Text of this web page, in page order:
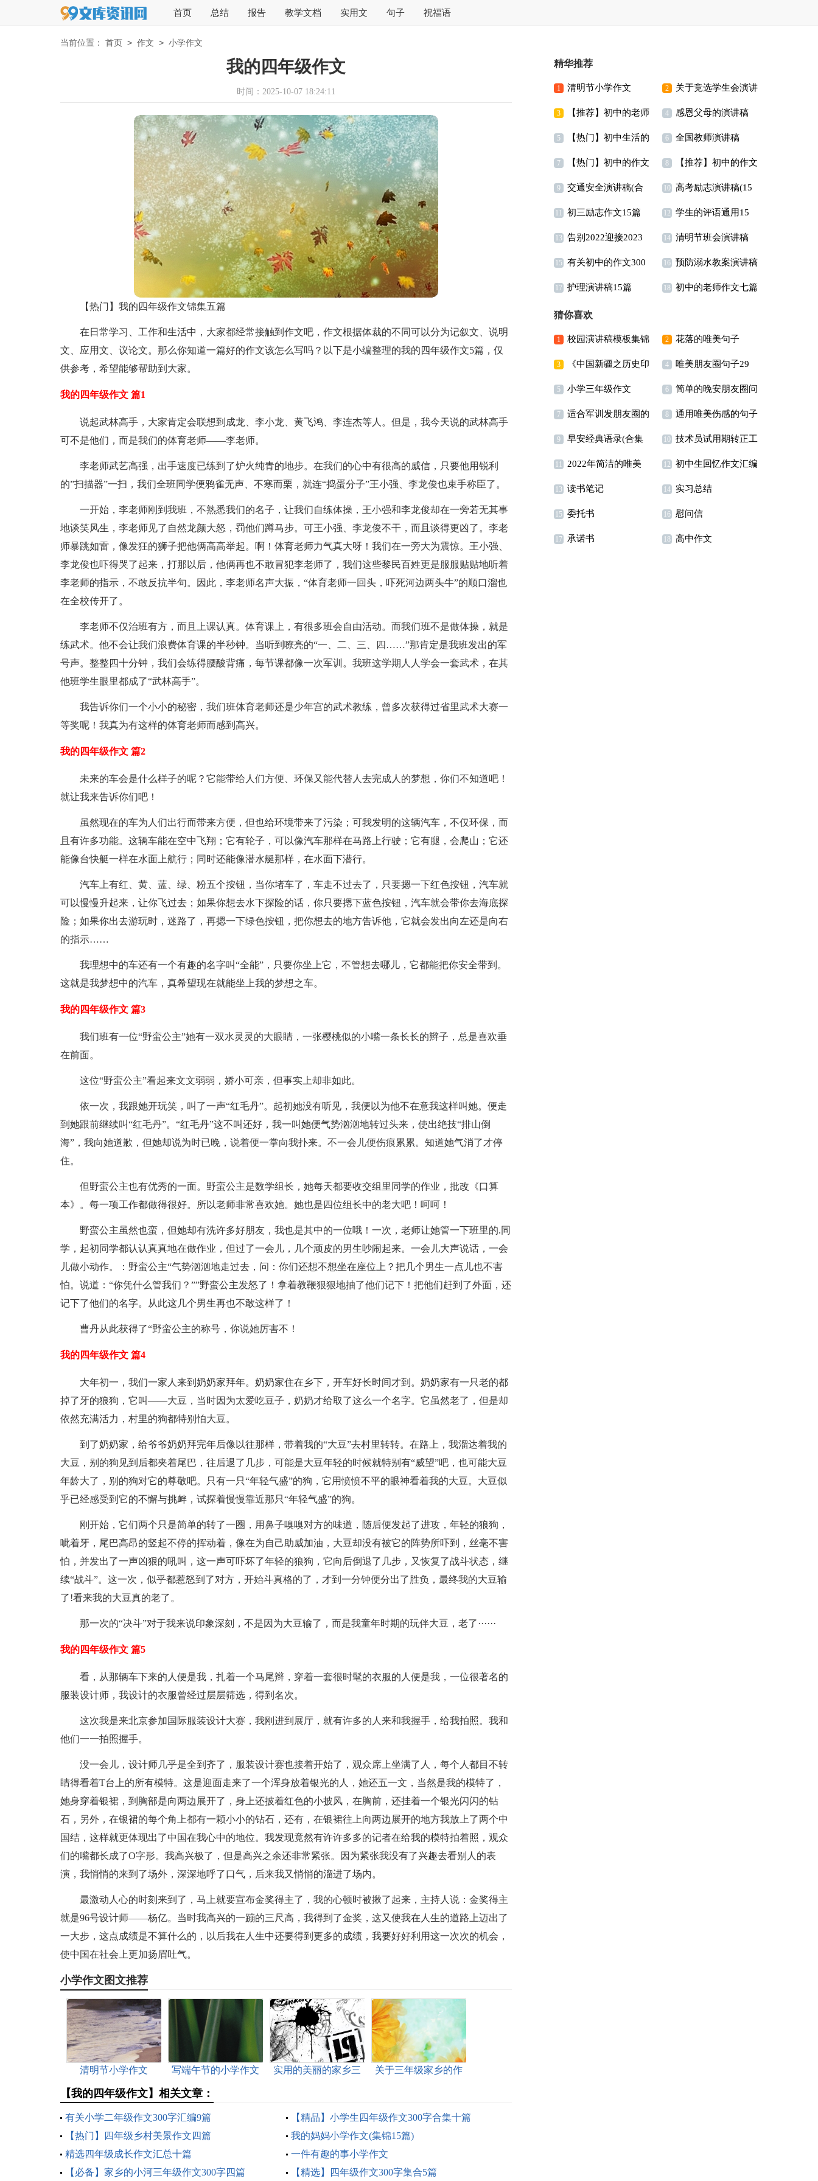
首页 总结 报告 教学文档 实用文 句子 祝福语
当前位置： 首页 > 作文 > 小学作文
我的四年级作文
时间：2025-10-07 18:24:11
【热门】我的四年级作文锦集五篇
在日常学习、工作和生活中，大家都经常接触到作文吧，作文根据体裁的不同可以分为记叙文、说明
文、应用文、议论文。那么你知道一篇好的作文该怎么写吗？以下是小编整理的我的四年级作文5篇，仅
供参考，希望能够帮助到大家。
我的四年级作文 篇1
说起武林高手，大家肯定会联想到成龙、李小龙、黄飞鸿、李连杰等人。但是，我今天说的武林高手
可不是他们，而是我们的体育老师——李老师。
李老师武艺高强，出手速度已练到了炉火纯青的地步。在我们的心中有很高的威信，只要他用锐利
的”扫描器”一扫，我们全班同学便鸦雀无声、不寒而栗，就连“捣蛋分子”王小强、李龙俊也束手称臣了。
一开始，李老师刚到我班，不熟悉我们的名子，让我们自练体操，王小强和李龙俊却在一旁若无其事
地谈笑风生，李老师见了自然龙颜大怒，罚他们蹲马步。可王小强、李龙俊不干，而且谈得更凶了。李老
师暴跳如雷，像发狂的狮子把他俩高高举起。啊！体育老师力气真大呀！我们在一旁大为震惊。王小强、
李龙俊也吓得哭了起来，打那以后，他俩再也不敢冒犯李老师了，我们这些黎民百姓更是服服贴贴地听着
李老师的指示，不敢反抗半句。因此，李老师名声大振，“体育老师一回头，吓死河边两头牛”的顺口溜也
在全校传开了。
李老师不仅治班有方，而且上课认真。体育课上，有很多班会自由活动。而我们班不是做体操，就是
练武术。他不会让我们浪费体育课的半秒钟。当听到嘹亮的“一、二、三、四……”那肯定是我班发出的军
号声。整整四十分钟，我们会练得腰酸背痛，每节课都像一次军训。我班这学期人人学会一套武术，在其
他班学生眼里都成了“武林高手”。
我告诉你们一个小小的秘密，我们班体育老师还是少年宫的武术教练，曾多次获得过省里武术大赛一
等奖呢！我真为有这样的体育老师而感到高兴。
我的四年级作文 篇2
未来的车会是什么样子的呢？它能带给人们方便、环保又能代替人去完成人的梦想，你们不知道吧！
就让我来告诉你们吧！
虽然现在的车为人们出行而带来方便，但也给环境带来了污染；可我发明的这辆汽车，不仅环保，而
且有许多功能。这辆车能在空中飞翔；它有轮子，可以像汽车那样在马路上行驶；它有腿，会爬山；它还
能像台快艇一样在水面上航行；同时还能像潜水艇那样，在水面下潜行。
汽车上有红、黄、蓝、绿、粉五个按钮，当你堵车了，车走不过去了，只要摁一下红色按钮，汽车就
可以慢慢升起来，让你飞过去；如果你想去水下探险的话，你只要摁下蓝色按钮，汽车就会带你去海底探
险；如果你出去游玩时，迷路了，再摁一下绿色按钮，把你想去的地方告诉他，它就会发出向左还是向右
的指示……
我理想中的车还有一个有趣的名字叫“全能”，只要你坐上它，不管想去哪儿，它都能把你安全带到。
这就是我梦想中的汽车，真希望现在就能坐上我的梦想之车。
我的四年级作文 篇3
我们班有一位“野蛮公主”她有一双水灵灵的大眼睛，一张樱桃似的小嘴一条长长的辫子，总是喜欢垂
在前面。
这位“野蛮公主”看起来文文弱弱，娇小可亲，但事实上却非如此。
依一次，我跟她开玩笑，叫了一声“红毛丹”。起初她没有听见，我便以为他不在意我这样叫她。便走
到她跟前继续叫“红毛丹”。“红毛丹”这不叫还好，我一叫她便气势汹汹地转过头来，使出绝技“排山倒
海”，我向她道歉，但她却说为时已晚，说着便一掌向我扑来。不一会儿便伤痕累累。知道她气消了才停
住。
但野蛮公主也有优秀的一面。野蛮公主是数学组长，她每天都要收交组里同学的作业，批改《口算
本》。每一项工作都做得很好。所以老师非常喜欢她。她也是四位组长中的老大吧！呵呵！
野蛮公主虽然也蛮，但她却有洗许多好朋友，我也是其中的一位哦！一次，老师让她管一下班里的.同
学，起初同学都认认真真地在做作业，但过了一会儿，几个顽皮的男生吵闹起来。一会儿大声说话，一会
儿做小动作。：野蛮公主“气势汹汹地走过去，问：你们还想不想坐在座位上？把几个男生一点儿也不害
怕。说道：“你凭什么管我们？””野蛮公主发怒了！拿着教鞭狠狠地抽了他们记下！把他们赶到了外面，还
记下了他们的名字。从此这几个男生再也不敢这样了！
曹丹从此获得了“野蛮公主的称号，你说她厉害不！
我的四年级作文 篇4
大年初一，我们一家人来到奶奶家拜年。奶奶家住在乡下，开车好长时间才到。奶奶家有一只老的都
掉了牙的狼狗，它叫——大豆，当时因为太爱吃豆子，奶奶才给取了这么一个名字。它虽然老了，但是却
依然充满活力，村里的狗都特别怕大豆。
到了奶奶家，给爷爷奶奶拜完年后像以往那样，带着我的“大豆”去村里转转。在路上，我溜达着我的
大豆，别的狗见到后都夹着尾巴，往后退了几步，可能是大豆年轻的时候就特别有“威望”吧，也可能大豆
年龄大了，别的狗对它的尊敬吧。只有一只“年轻气盛”的狗，它用愤愤不平的眼神看着我的大豆。大豆似
乎已经感受到它的不懈与挑衅，试探着慢慢靠近那只“年轻气盛”的狗。
刚开始，它们两个只是简单的转了一圈，用鼻子嗅嗅对方的味道，随后便发起了进攻，年轻的狼狗，
呲着牙，尾巴高昂的竖起不停的挥动着，像在为自己助威加油，大豆却没有被它的阵势所吓到，丝毫不害
怕，并发出了一声凶狠的吼叫，这一声可吓坏了年轻的狼狗，它向后倒退了几步，又恢复了战斗状态，继
续“战斗”。这一次，似乎都惹怒到了对方，开始斗真格的了，才到一分钟便分出了胜负，最终我的大豆输
了!看来我的大豆真的老了。
那一次的“决斗”对于我来说印象深刻，不是因为大豆输了，而是我童年时期的玩伴大豆，老了······
我的四年级作文 篇5
看，从那辆车下来的人便是我，扎着一个马尾辫，穿着一套很时髦的衣服的人便是我，一位很著名的
服装设计师，我设计的衣服曾经过层层筛选，得到名次。
这次我是来北京参加国际服装设计大赛，我刚进到展厅，就有许多的人来和我握手，给我拍照。我和
他们一一拍照握手。
没一会儿，设计师几乎是全到齐了，服装设计赛也接着开始了，观众席上坐满了人，每个人都目不转
睛得看着T台上的所有模特。这是迎面走来了一个浑身放着银光的人，她还五一文，当然是我的模特了，
她身穿着银裙，到胸部是向两边展开了，身上还披着红色的小披风，在胸前，还挂着一个银光闪闪的钻
石，另外，在银裙的每个角上都有一颗小小的钻石，还有，在银裙往上向两边展开的地方我放上了两个中
国结，这样就更体现出了中国在我心中的地位。我发现竟然有许许多多的记者在给我的模特拍着照，观众
们的嘴都长成了O字形。我高兴极了，但是高兴之余还非常紧张。因为紧张我没有了兴趣去看别人的表
演，我悄悄的来到了场外，深深地呼了口气，后来我又悄悄的溜进了场内。
最激动人心的时刻来到了，马上就要宣布金奖得主了，我的心顿时被揪了起来，主持人说：金奖得主
就是96号设计师——杨亿。当时我高兴的一蹦的三尺高，我得到了金奖，这又使我在人生的道路上迈出了
一大步，这点成绩是不算什么的，以后我在人生中还要得到更多的成绩，我要好好利用这一次次的机会，
使中国在社会上更加扬眉吐气。
小学作文图文推荐
清明节小学作文 写端午节的小学作文
实用的美丽的家乡三
关于三年级家乡的作
【我的四年级作文】相关文章：
有关小学二年级作文300字汇编9篇
【精品】小学生四年级作文300字合集十篇
【热门】四年级乡村美景作文四篇
我的妈妈小学作文(集锦15篇)
精选四年级成长作文汇总十篇
一件有趣的事小学作文
【必备】家乡的小河三年级作文300字四篇
【精选】四年级作文300字集合5篇
精华推荐
1 清明节小学作文 2 关于竞选学生会演讲
稿15篇
3 【推荐】初中的老师
作文集合七篇
4 感恩父母的演讲稿
(合集15篇)
5 【热门】初中生活的
作文汇编八篇
6 全国教师演讲稿
7 【热门】初中的作文
300字集合十篇
8 【推荐】初中的作文
300字汇总九篇
9 交通安全演讲稿(合
集15篇)
10 高考励志演讲稿(15
篇)
11 初三励志作文15篇 12 学生的评语通用15
篇
13 告别2022迎接2023
演讲稿
14 清明节班会演讲稿
15 有关初中的作文300
字合集九篇
16 预防溺水教案演讲稿
17 护理演讲稿15篇 18 初中的老师作文七篇
猜你喜欢
1 校园演讲稿模板集锦
7篇
2 花落的唯美句子
3 《中国新疆之历史印
记》观后感
4 唯美朋友圈句子29
句
5 小学三年级作文 6 简单的晚安朋友圈问
候语大合集75句
7 适合军训发朋友圈的
幽默说说
8 通用唯美伤感的句子
锦集35条
9 早安经典语录(合集
15篇)
10 技术员试用期转正工
作总结
11 2022年简洁的唯美
意境句子合集38条
12 初中生回忆作文汇编
5篇
13 读书笔记 14 实习总结
15 委托书 16 慰问信
17 承诺书 18 高中作文